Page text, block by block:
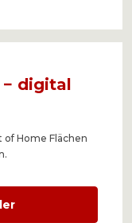
− digital
of Home Flächen